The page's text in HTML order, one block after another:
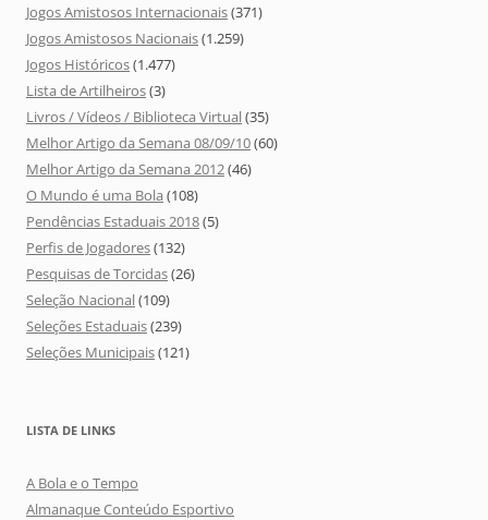
Jogos Amistosos Internacionais(371)
Jogos Amistosos Nacionais(1.259)
Jogos Históricos(1.477)
Lista de Artilheiros(3)
Livros / Vídeos / Biblioteca Virtual(35)
Melhor Artigo da Semana 08/09/10(60)
Melhor Artigo da Semana 2012(46)
O Mundo é uma Bola (108)
Pendências Estaduais 2018(5)
Perfis de Jogadores(132)
Pesquisas de Torcidas(26)
Seleção Nacional(109)
Seleções Estaduais(239)
Seleções Municipais(121)
LISTA DE LINKS
A Bola e o Tempo
Almanaque Conteúdo Esportivo